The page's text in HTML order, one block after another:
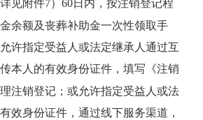
见附件7） 60日内，按注销登记程
余额及丧葬补助金一次性领取手
许指定受益人或法定继承人通过互
本人的有效身份证件，填写《注销
注销登记；或允许指定受益人或法
效身份证件，通过线下服务渠道，